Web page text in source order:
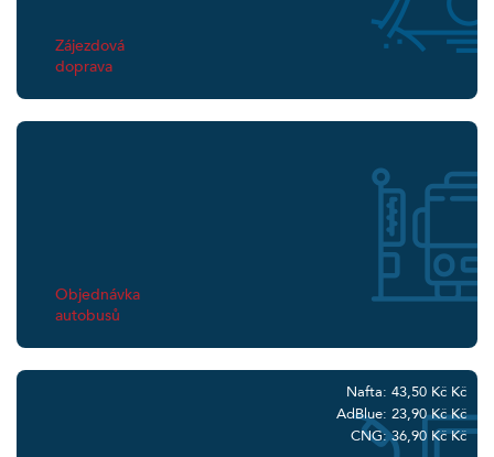
Zájezdová
doprava
Objednávka
autobusů
Nafta: 43,50 Kč Kč
AdBlue: 23,90 Kč Kč
CNG: 36,90 Kč Kč